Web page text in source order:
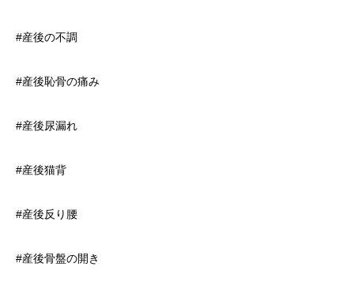
#産後の不調
#産後恥骨の痛み
#産後尿漏れ
#産後猫背
#産後反り腰
#産後骨盤の開き